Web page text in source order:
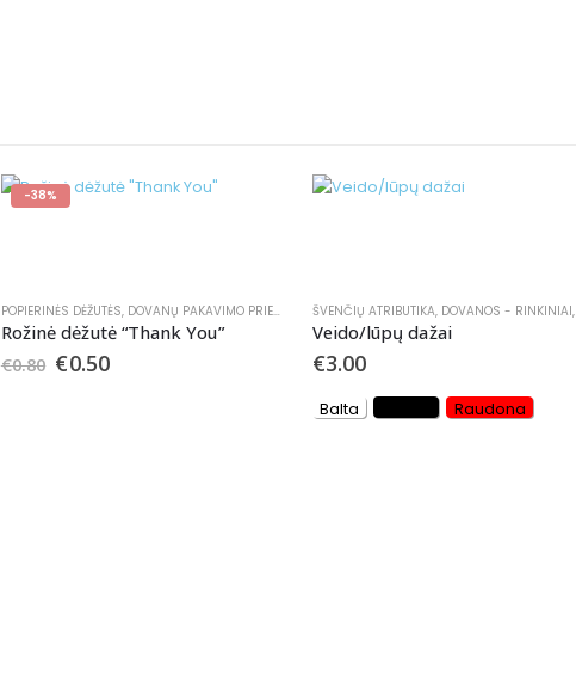
-38%
POPIERINĖS DĖŽUTĖS, DOVANŲ PAKAVIMO PRIEMONĖS
Rožinė dėžutė “Thank You”
€0.80 €0.50
ŠVENČIŲ ATRIBUTIKA, DOVANOS - RINKINIAI,
Veido/lūpų dažai
€3.00
Balta Raudona